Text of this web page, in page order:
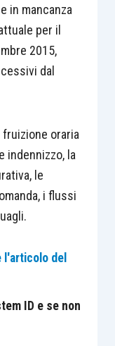
in mancanza
per il
2015,
dal
fruizione oraria
indennizzo, la
le
i flussi
l'articolo del
ID e se non